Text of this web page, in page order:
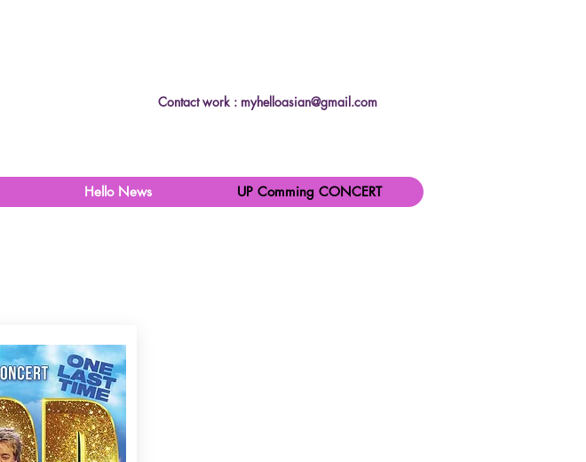
Contact work : myhelloasian@gmail.com
Hello News UP Comming CONCERT